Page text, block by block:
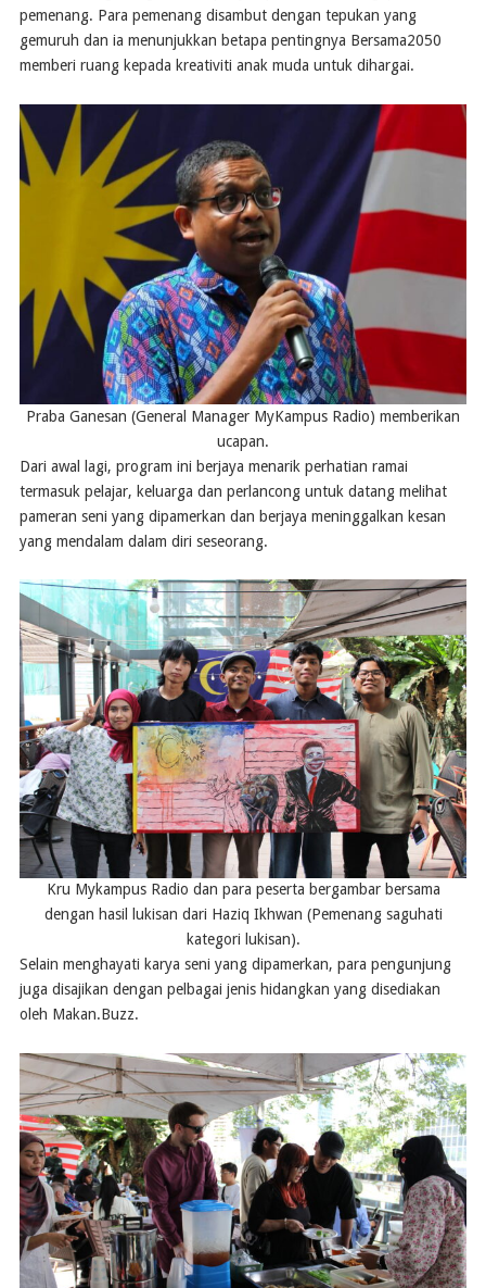
pemenang. Para pemenang disambut dengan tepukan yang
gemuruh dan ia menunjukkan betapa pentingnya Bersama2050
memberi ruang kepada kreativiti anak muda untuk dihargai.
Praba Ganesan (General Manager MyKampus Radio) memberikan
ucapan.
Dari awal lagi, program ini berjaya menarik perhatian ramai
termasuk pelajar, keluarga dan perlancong untuk datang melihat
pameran seni yang dipamerkan dan berjaya meninggalkan kesan
yang mendalam dalam diri seseorang.
Kru Mykampus Radio dan para peserta bergambar bersama
dengan hasil lukisan dari Haziq Ikhwan (Pemenang saguhati
kategori lukisan).
Selain menghayati karya seni yang dipamerkan, para pengunjung
juga disajikan dengan pelbagai jenis hidangkan yang disediakan
oleh Makan.Buzz.